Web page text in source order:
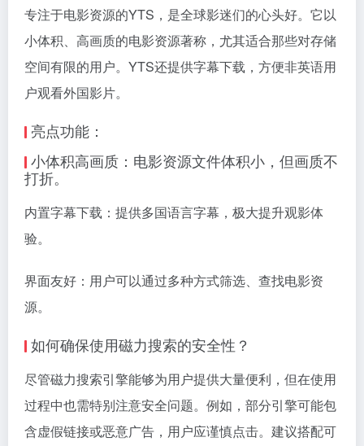
专注于电影资源的YTS，是全球影迷们的心头好。它以
小体积、高画质的电影资源著称，尤其适合那些对存储
空间有限的用户。YTS还提供字幕下载，方便非英语用
户观看外国影片。
亮点功能：
小体积高画质：电影资源文件体积小，但画质不
打折。
内置字幕下载：提供多国语言字幕，极大提升观影体
验。
界面友好：用户可以通过多种方式筛选、查找电影资
源。
如何确保使用磁力搜索的安全性？
尽管磁力搜索引擎能够为用户提供大量便利，但在使用
过程中也需特别注意安全问题。例如，部分引擎可能包
含虚假链接或恶意广告，用户应谨慎点击。建议搭配可